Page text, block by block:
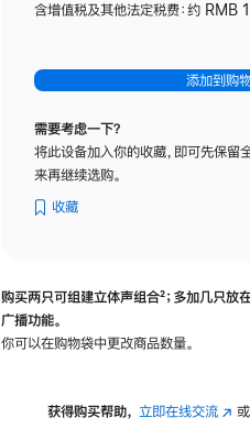
含增值税及其他法定税费：约 RMB
添加到购
需要考虑一下？
将此设备加入你的收藏，即可先保留
来再继续选购。
收藏
购买两只可组建立体声组合脚
²；多加几只放
广播功能。
你可以在购物袋中更改商品数量。
获得购买帮助， 立即在线交流(在